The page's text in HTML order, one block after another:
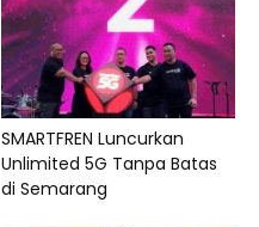
SMARTFREN Luncurkan
Unlimited 5G Tanpa Batas
di Semarang